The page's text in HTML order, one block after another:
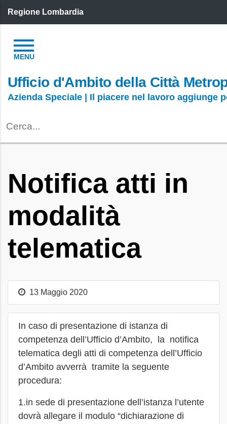
Regione Lombardia
Ufficio d'Ambito della Città
Azienda Speciale | Il piacere nel lavoro aggiunge
Notifica atti in
modalità
telematica
13 Maggio 2020
In caso di presentazione di istanza di
competenza dell’Ufficio d’Ambito, la notifica
telematica degli atti di competenza dell’Ufficio
d’Ambito avverrà tramite la seguente
procedura:
1.in sede di presentazione dell’istanza l’utente
dovrà allegare il modulo “dichiarazione di